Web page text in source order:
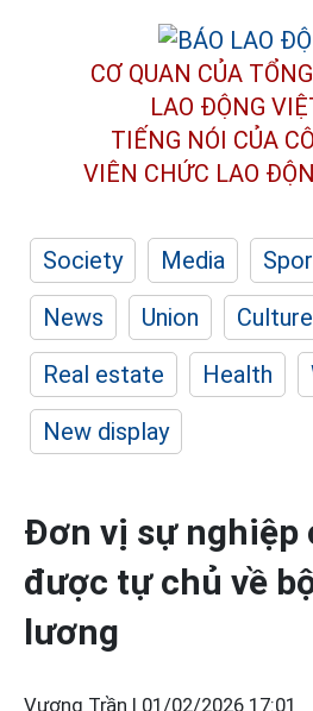
CƠ QUAN CỦA
LAO ĐỘNG
TIẾNG NÓI CỦA
VIÊN CHỨC LAO
Society Media
News
Union
Real estate
Health
New display
Đơn vị sự nghiệp
được tự chủ về
lương
Vương Trần | 01/02/2026 17:01